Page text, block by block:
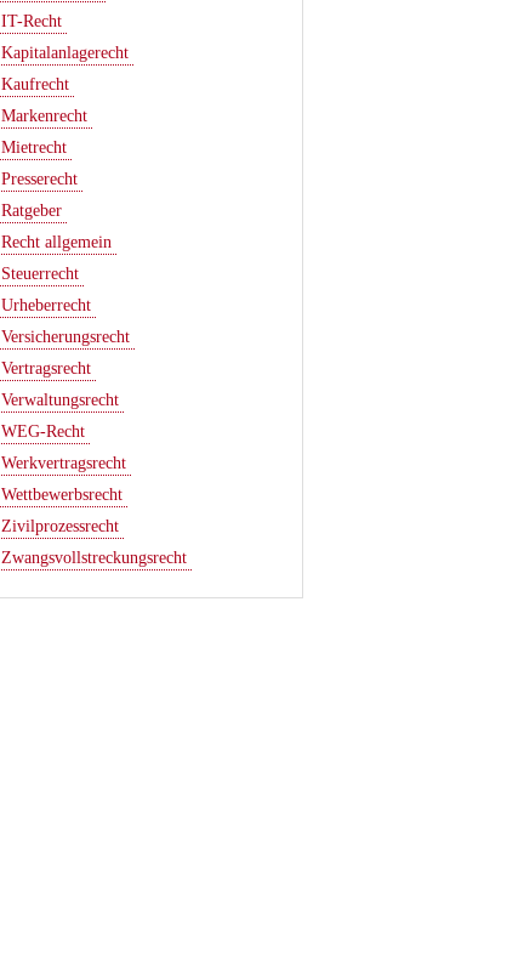
IT-Recht
Kapitalanlagerecht
Kaufrecht
Markenrecht
Mietrecht
Presserecht
Ratgeber
Recht allgemein
Steuerrecht
Urheberrecht
Versicherungsrecht
Vertragsrecht
Verwaltungsrecht
WEG-Recht
Werkvertragsrecht
Wettbewerbsrecht
Zivilprozessrecht
Zwangsvollstreckungsrecht